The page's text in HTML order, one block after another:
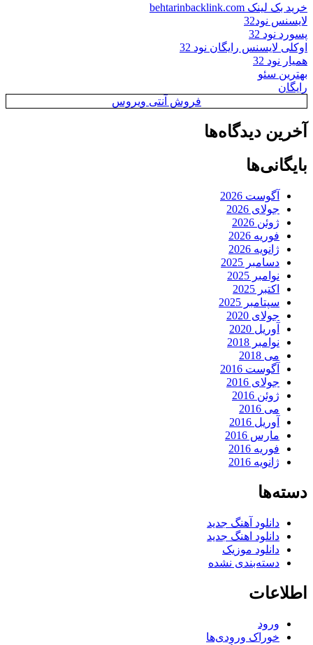
خرید بک لینک behtarinbacklink.com
لایسنس نود32
پسورد نود 32
اوکلی لایسنس رایگان نود 32
همیار نود 32
بهترین سئو
رایگان
فروش آنتی ویروس
آخرین دیدگاه‌ها
بایگانی‌ها
آگوست 2026
جولای 2026
ژوئن 2026
فوریه 2026
ژانویه 2026
دسامبر 2025
نوامبر 2025
اکتبر 2025
سپتامبر 2025
جولای 2020
آوریل 2020
نوامبر 2018
می 2018
آگوست 2016
جولای 2016
ژوئن 2016
می 2016
آوریل 2016
مارس 2016
فوریه 2016
ژانویه 2016
دسته‌ها
دانلود آهنگ جدید
دانلود اهنگ جدید
دانلود موزیک
دسته‌بندی نشده
اطلاعات
ورود
خوراک ورودی‌ها